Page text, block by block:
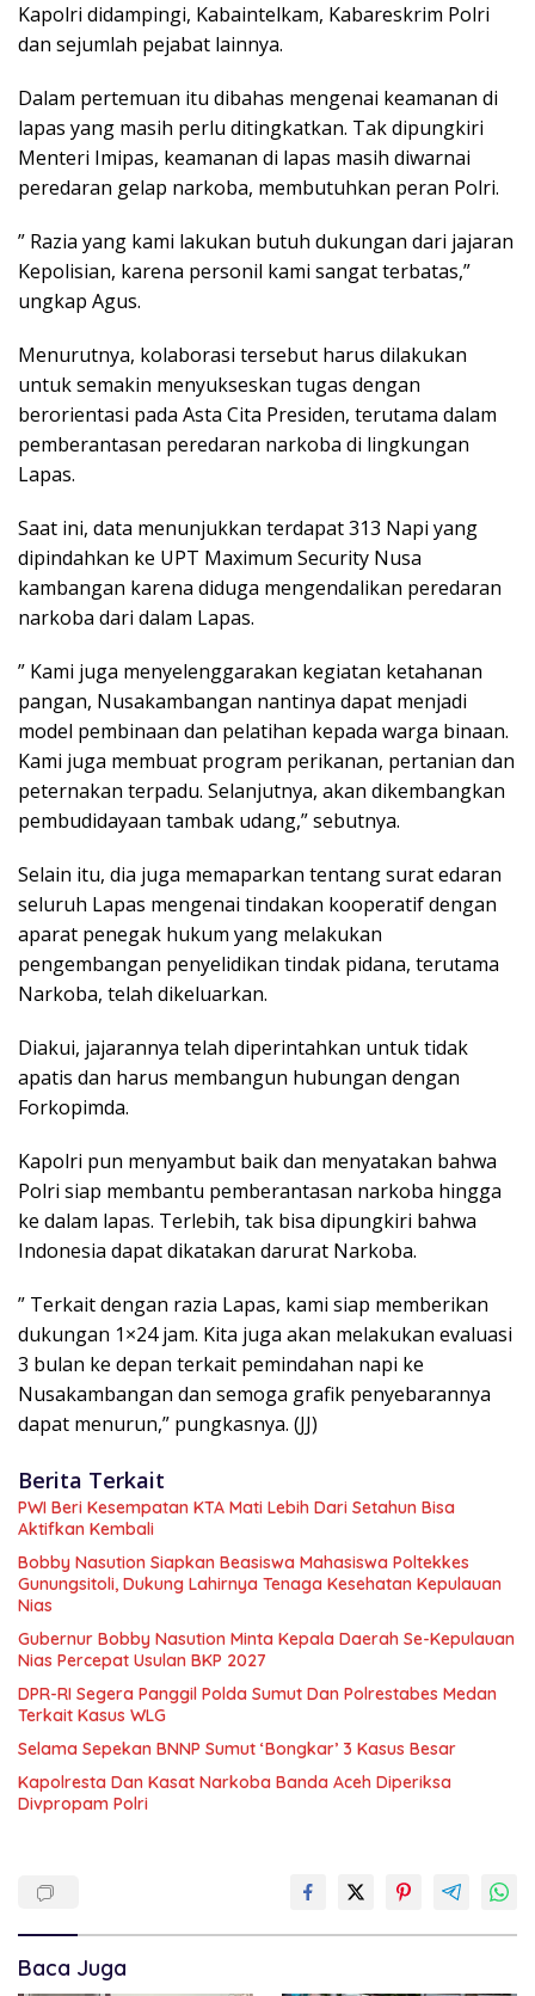
Kapolri didampingi, Kabaintelkam, Kabareskrim Polri
dan sejumlah pejabat lainnya.
Dalam pertemuan itu dibahas mengenai keamanan di
lapas yang masih perlu ditingkatkan. Tak dipungkiri
Menteri Imipas, keamanan di lapas masih diwarnai
peredaran gelap narkoba, membutuhkan peran Polri.
” Razia yang kami lakukan butuh dukungan dari jajaran
Kepolisian, karena personil kami sangat terbatas,”
ungkap Agus.
Menurutnya, kolaborasi tersebut harus dilakukan
untuk semakin menyukseskan tugas dengan
berorientasi pada Asta Cita Presiden, terutama dalam
pemberantasan peredaran narkoba di lingkungan
Lapas.
Saat ini, data menunjukkan terdapat 313 Napi yang
dipindahkan ke UPT Maximum Security Nusa
kambangan karena diduga mengendalikan peredaran
narkoba dari dalam Lapas.
” Kami juga menyelenggarakan kegiatan ketahanan
pangan, Nusakambangan nantinya dapat menjadi
model pembinaan dan pelatihan kepada warga binaan.
Kami juga membuat program perikanan, pertanian dan
peternakan terpadu. Selanjutnya, akan dikembangkan
pembudidayaan tambak udang,” sebutnya.
Selain itu, dia juga memaparkan tentang surat edaran
seluruh Lapas mengenai tindakan kooperatif dengan
aparat penegak hukum yang melakukan
pengembangan penyelidikan tindak pidana, terutama
Narkoba, telah dikeluarkan.
Diakui, jajarannya telah diperintahkan untuk tidak
apatis dan harus membangun hubungan dengan
Forkopimda.
Kapolri pun menyambut baik dan menyatakan bahwa
Polri siap membantu pemberantasan narkoba hingga
ke dalam lapas. Terlebih, tak bisa dipungkiri bahwa
Indonesia dapat dikatakan darurat Narkoba.
” Terkait dengan razia Lapas, kami siap memberikan
dukungan 1×24 jam. Kita juga akan melakukan evaluasi
3 bulan ke depan terkait pemindahan napi ke
Nusakambangan dan semoga grafik penyebarannya
dapat menurun,” pungkasnya. (JJ)
Berita Terkait
PWI Beri Kesempatan KTA Mati Lebih Dari Setahun Bisa
Aktifkan Kembali
Bobby Nasution Siapkan Beasiswa Mahasiswa Poltekkes
Gunungsitoli, Dukung Lahirnya Tenaga Kesehatan Kepulauan
Nias
Gubernur Bobby Nasution Minta Kepala Daerah Se-Kepulauan
Nias Percepat Usulan BKP 2027
DPR-RI Segera Panggil Polda Sumut Dan Polrestabes Medan
Terkait Kasus WLG
Selama Sepekan BNNP Sumut ‘Bongkar’ 3 Kasus Besar
Kapolresta Dan Kasat Narkoba Banda Aceh Diperiksa
Divpropam Polri
Baca Juga